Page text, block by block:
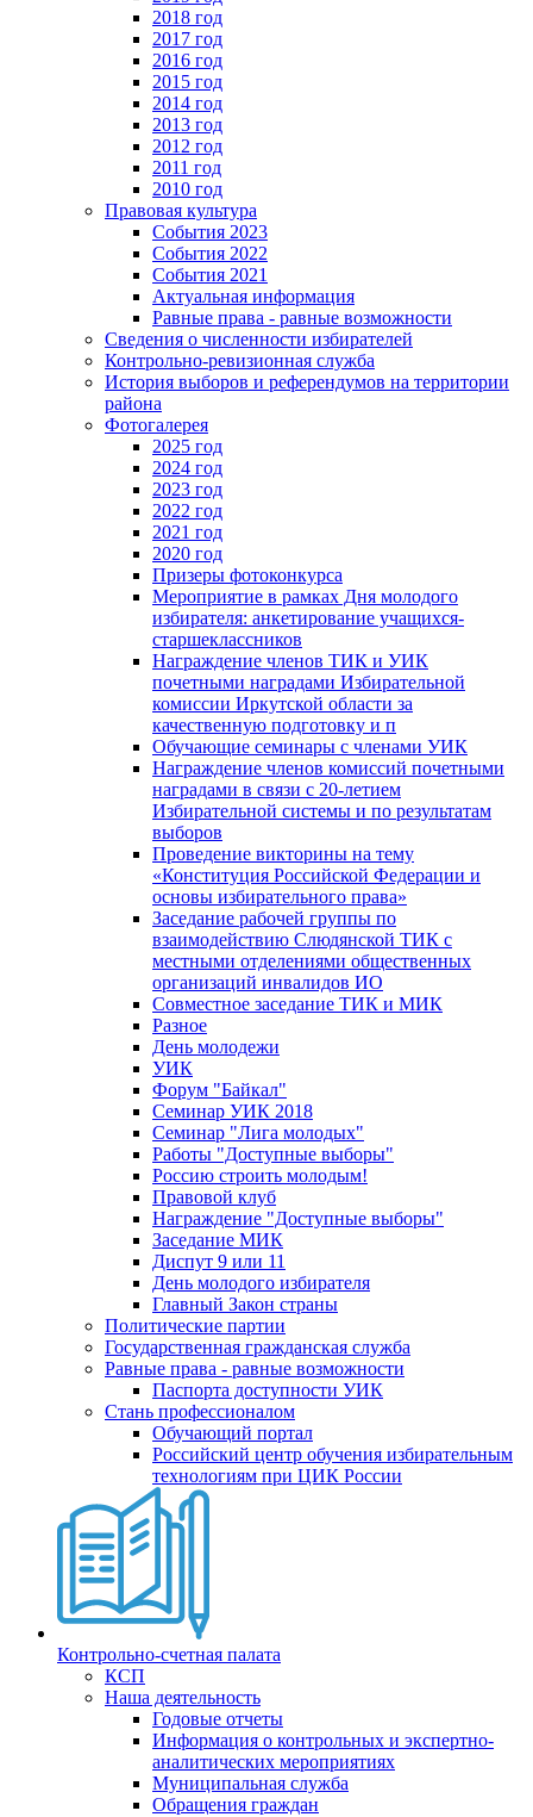
2018 год
2017 год
2016 год
2015 год
2014 год
2013 год
2012 год
2011 год
2010 год
Правовая культура
События 2023
События 2022
События 2021
Актуальная информация
Равные права - равные возможности
Сведения о численности избирателей
Контрольно-ревизионная служба
История выборов и референдумов на территории
района
Фотогалерея
2025 год
2024 год
2023 год
2022 год
2021 год
2020 год
Призеры фотоконкурса
Мероприятие в рамках Дня молодого
избирателя: анкетирование учащихся-
старшеклассников
Награждение членов ТИК и УИК
почетными наградами Избирательной
комиссии Иркутской области за
качественную подготовку и п
Обучающие семинары с членами УИК
Награждение членов комиссий почетными
наградами в связи с 20-летием
Избирательной системы и по результатам
выборов
Проведение викторины на тему
«Конституция Российской Федерации и
основы избирательного права»
Заседание рабочей группы по
взаимодействию Слюдянской ТИК с
местными отделениями общественных
организаций инвалидов ИО
Совместное заседание ТИК и МИК
Разное
День молодежи
УИК
Форум "Байкал"
Семинар УИК 2018
Семинар "Лига молодых"
Работы "Доступные выборы"
Россию строить молодым!
Правовой клуб
Награждение "Доступные выборы"
Заседание МИК
Диспут 9 или 11
День молодого избирателя
Главный Закон страны
Политические партии
Государственная гражданская служба
Равные права - равные возможности
Паспорта доступности УИК
Стань профессионалом
Обучающий портал
Российский центр обучения избирательным
технологиям при ЦИК России
Контрольно-счетная палата
КСП
Наша деятельность
Годовые отчеты
Информация о контрольных и экспертно-
аналитических мероприятиях
Муниципальная служба
Обращения граждан